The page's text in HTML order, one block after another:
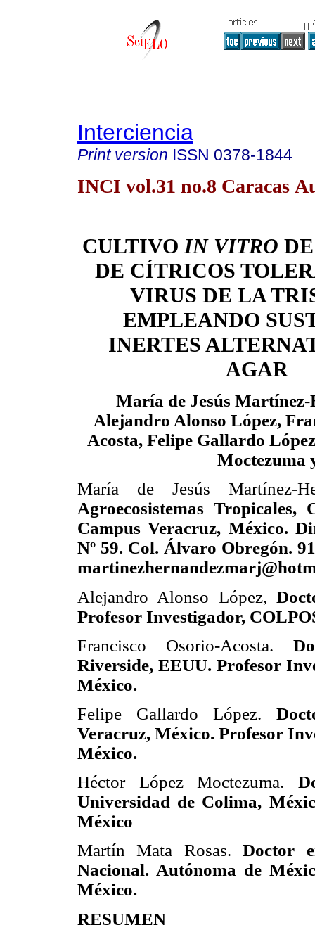
Interciencia
Print version ISSN 0378-1844
INCI vol.31 no.8 Caracas
CULTIVOIN VITRO
DE CÍTRICOS
VIRUS DE LA
EMPLEANDO
INERTES
AGAR
María de Jesús Martínez-
Alejandro Alonso López,
Acosta, Felipe Gallardo
Moctezuma
María de Jesús Martínez-
Agroecosistemas Tropicales,
Campus Veracruz, México.
Nº 59. Col. Álvaro Obregón.
Alejandro Alonso López,
Profesor Investigador,
Francisco Osorio-Acosta.
Riverside, EEUU. Profesor
México.
Felipe Gallardo López.
Veracruz, México. Profesor
México.
Héctor López Moctezuma.
Universidad de Colima,
México
Martín Mata Rosas.Doctor
Nacional. Autónoma de
México.
RESUMEN